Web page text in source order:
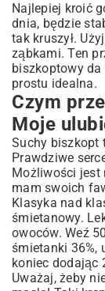
Najlepiej kroić
dnia, będzie
tak kruszył.
ząbkami. Ten
biszkoptowy
prostu idealna.
Czym
Moje
Suchy biszkopt
Prawdziwe
Możliwości jest
mam swoich
Klasyka nad
śmietanowy.
owoców. Weź
śmietanki 36%,
koniec dodając
Uważaj, żeby